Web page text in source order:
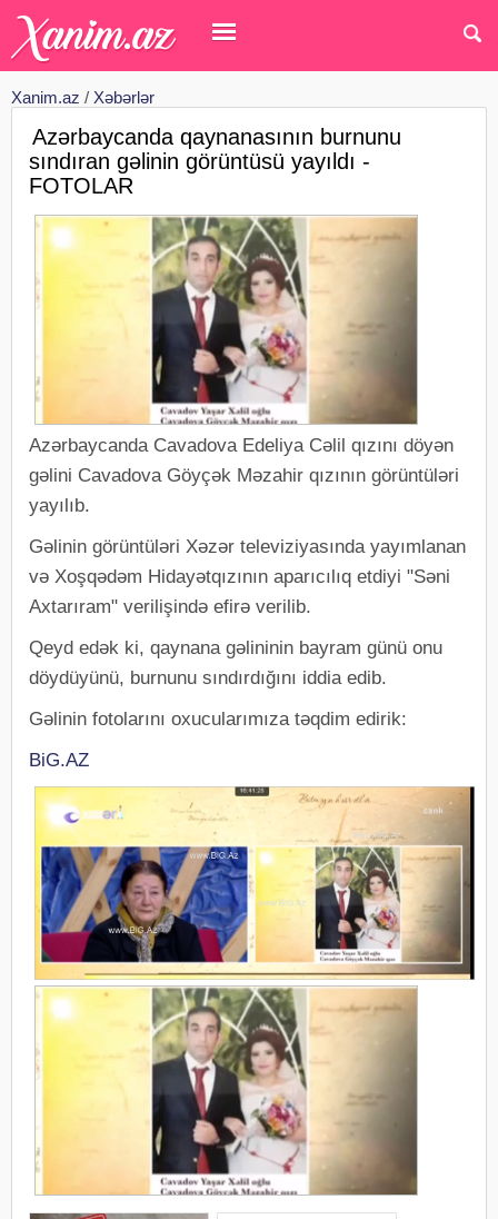
Xanim.az / Xəbərlər
Azərbaycanda qaynanasının burnunu
sındıran gəlinin görüntüsü yayıldı -
FOTOLAR
Azərbaycanda Cavadova Edeliya Cəlil qızını döyən
gəlini Cavadova Göyçək Məzahir qızının görüntüləri
yayılıb.
Gəlinin görüntüləri Xəzər televiziyasında yayımlanan
və Xoşqədəm Hidayətqızının aparıcılıq etdiyi "Səni
Axtarıram" verilişində efirə verilib.
Qeyd edək ki, qaynana gəlininin bayram günü onu
döydüyünü, burnunu sındırdığını iddia edib.
Gəlinin fotolarını oxucularımıza təqdim edirik:
BiG.AZ